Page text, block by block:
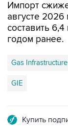
Импорт
августе
составить
годом ранее.
Gas
GIE
Купить